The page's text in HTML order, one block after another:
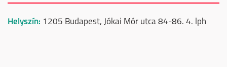
Helyszín: 1205 Budapest, Jókai Mór utca 84-86. 4. lph